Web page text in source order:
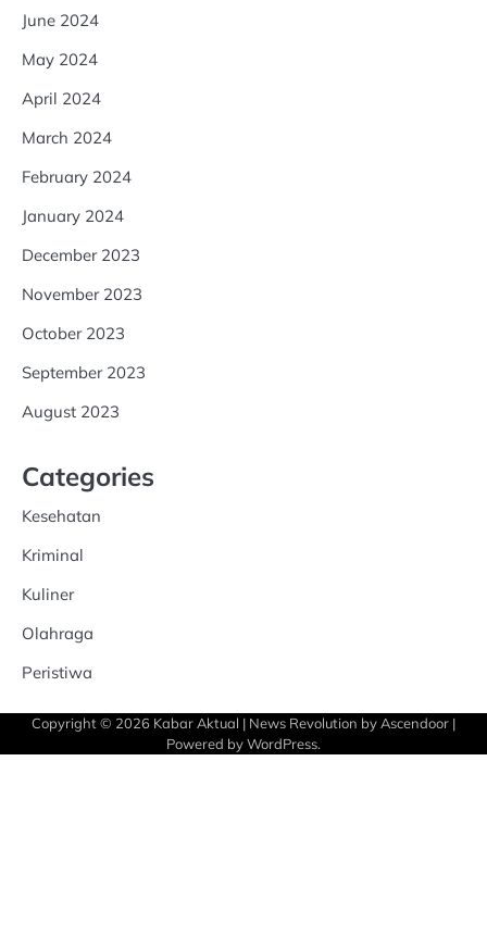
June 2024
May 2024
April 2024
March 2024
February 2024
January 2024
December 2023
November 2023
October 2023
September 2023
August 2023
Categories
Kesehatan
Kriminal
Kuliner
Olahraga
Peristiwa
Copyright © 2026 Kabar Aktual | News Revolution byAscendoor |
Powered byWordPress.